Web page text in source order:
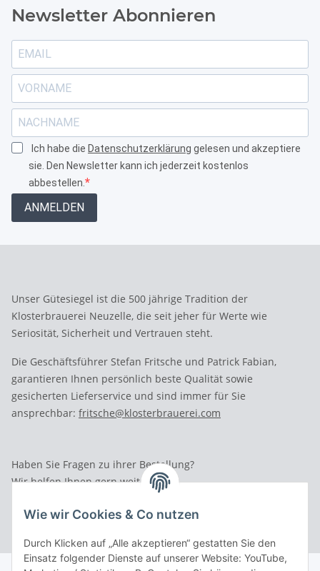
Wie wir Cookies & Co nutzen
Durch Klicken auf „Alle akzeptieren“ gestatten Sie den
Einsatz folgender Dienste auf unserer Website: YouTube,
Newsletter Abonnieren
Ich habe die Datenschutzerklärung gelesen und akzeptiere
sie. Den Newsletter kann ich jederzeit kostenlos
abbestellen.
ANMELDEN
Unser Gütesiegel ist die 500 jährige Tradition der
Klosterbrauerei Neuzelle, die seit jeher für Werte wie
Seriosität, Sicherheit und Vertrauen steht.
Die Geschäftsführer Stefan Fritsche und Patrick Fabian,
garantieren Ihnen persönlich beste Qualität sowie
gesicherten Lieferservice und sind immer für Sie
ansprechbar: fritsche@klosterbrauerei.com
Haben Sie Fragen zu ihrer Bestellung?
Wir helfen Ihnen gern weiter.
Rufen Sie uns an: Tel.: 03 36 52 - 81023